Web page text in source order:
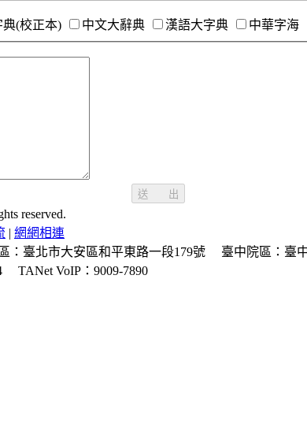
典(校正本) 中文大辭典 漢語大字典 中華字海
送 出
reserved.
| 網網相連
：臺北市大安區和平東路一段179號
臺中院區：臺
TANet VoIP：9009-7890